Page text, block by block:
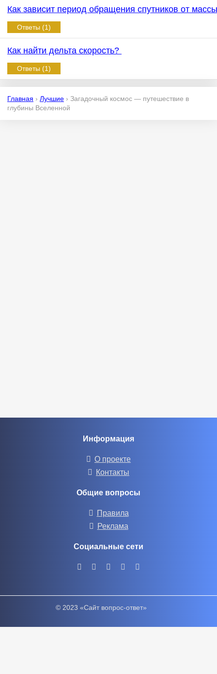
Как зависит период обращения спутников от
Ответы (1)
Как найти дельта скорость?
Ответы (1)
Главная › Лучшие › Загадочный космос — путешествие в
глубины Вселенной
Информация
О проекте
Контакты
Общие вопросы
Правила
Реклама
Социальные сети
© 2023 «Сайт вопрос-ответ»